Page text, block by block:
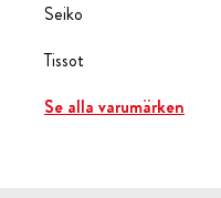
Seiko
Tissot
Se alla varumärken